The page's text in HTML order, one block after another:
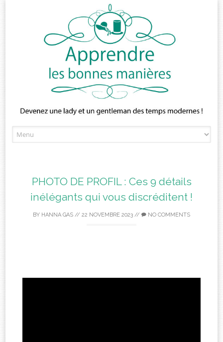
to
PHOTO DE PROFIL : Ces 9 détails
inélégants qui vous discréditent !
BY HANNA GAS // 22 NOVEMBRE 2023 // NO COMMENTS